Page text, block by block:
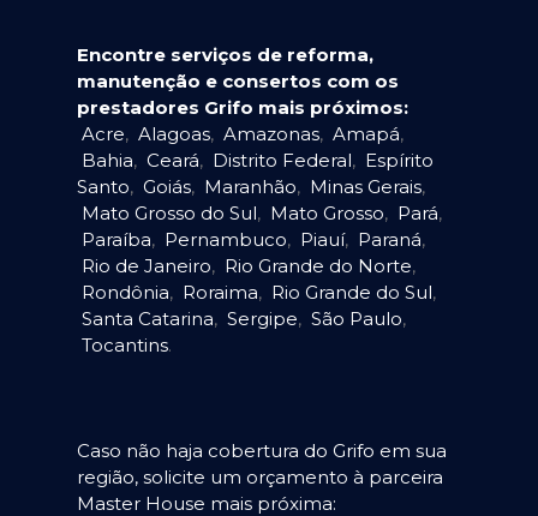
Encontre serviços de reforma,
manutenção e consertos com os
prestadores Grifo mais próximos:
Acre, Alagoas, Amazonas, Amapá,
Bahia, Ceará, Distrito Federal, Espírito
Santo, Goiás, Maranhão, Minas Gerais,
Mato Grosso do Sul, Mato Grosso, Pará,
Paraíba, Pernambuco, Piauí, Paraná,
Rio de Janeiro, Rio Grande do Norte,
Rondônia, Roraima, Rio Grande do Sul,
Santa Catarina, Sergipe, São Paulo,
Tocantins.
Caso não haja cobertura do Grifo em sua
região, solicite um orçamento à parceira
Master House mais próxima: